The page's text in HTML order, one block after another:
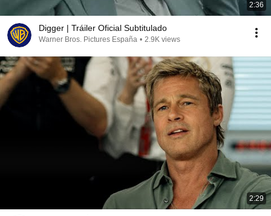
2:36
Digger | Tráiler Oficial Subtitulado
Warner Bros. Pictures España • 2.9K views
2:29